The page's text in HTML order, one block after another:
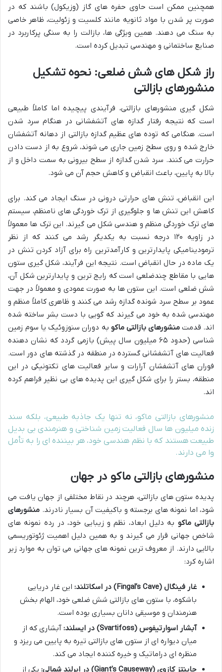
همچنین ممکن است حاوی حفره های گاز (وزیکول) باشند که در
صورت پر شدن با مواد ثانویه مانند کلسیت و زئولیت، ظاهر خاصی
به سنگ می دهند. همین ویژگی ها، بازالت را به سنگی پرکاربرد در
صنایع ساختمانی و مهندسی تبدیل کرده است.
راز شکل های شش ضلعی: نحوه تشکیل
منشورهای بازالتی
شکل گیری منشورهای بازالتی، فرآیندی پیچیده اما کاملاً طبیعی
است که نتیجه رفتار گدازه های آتشفشانی در هنگام سرد شدن
است. هنگامی که توده های عظیم گدازه بازالتی از دهانه آتشفشان
خارج شده و روی سطح زمین جاری می شوند، شروع به از دست دادن
حرارت می کنند. سرد شدن گدازه از سطح بیرونی به سمت داخل و از
بالا به پایین، باعث انقباض و کاهش حجم آن می شود.
این انقباض، تنش های حرارتی درونی در سنگ ایجاد می کند. برای
کاهش این تنش ها و جلوگیری از ترک خوردگی های نامنظم، سیستم
های ترک خوردگی منظم و هندسی شکل می گیرند. این ترک ها معمولاً
در زاویه ۱۲۰ درجه نسبت به یکدیگر رشد می کنند که از نظر
ترمودینامیکی پایدارترین و کارآمدترین راه برای آزاد کردن تنش در
یک ماده در حال انقباض است. نتیجه این فرآیند، شکل گیری ستون
هایی با مقاطع چندضلعی است که رایج ترین و پایدارترین شکل آن،
شش ضلعی است. این ستون ها به صورت عمودی و معمولاً در جهت
عمود بر سطح سرد شونده گدازه رشد می کنند و ظاهری کاملاً منظم و
مهندسی شده به خود می گیرند که گویی با دست بشر ساخته شده
اند. قدمتمنشورهای بازالتی ماکو به دوران سنوزوئیک یا سوم زمین
شناسی (حدود ۶۵ میلیون سال پیش) بازمی گردد که نشان دهنده
فعالیت های آتشفشانی گسترده در منطقه در گذشته های دور است.
فوران های آتشفشان آرارات و سایر فعالیت های تکتونیکی در این
منطقه، بستر را برای شکل گیری این پدیده های بی نظیر فراهم کرده
اند.
منشورهای بازالتی ماکو، نه تنها یک جاذبه طبیعی، بلکه سند
زنده میلیون ها سال فعالیت زمین شناختی و هنرمندی بی بدیل
طبیعت هستند که با نظم هندسی خود، هر بیننده ای را به تأمل
وا می دارند.
منشورهای بازالتی ماکو در جهان
پدیده ستون های بازالتی، هرچند در نقاط مختلفی از جهان یافت می
شود، اما نمونه های برجسته و باکیفیت آن بسیار نادرند. منشورهای
بازالتی ماکو به دلیل ابعاد، نظم و زیبایی خود، در رده نمونه های
شاخص جهانی قرار می گیرند و به همین دلیل اهمیت ژئوتوریسمی
بالایی دارند. از معروف ترین نمونه های جهانی می توان به موارد زیر
اشاره کرد:
غار فینگال (Fingal’s Cave) در اسکاتلند:
این غار دریایی
باشکوه، با ستون های بازالتی شش ضلعی خود، الهام بخش
هنرمندان و موسیقی دانان بسیاری بوده است.
آبشار اسوارتیفوس (Svartifoss) در ایسلند:
آبشاری که از
میان دیواره ای از ستون های بازالتی تیره به پایین می ریزد و
منظره ای دراماتیک و خیره کننده ایجاد می کند.
جاینتز کازوی (Giant’s Causeway) در ایرلند شمالی:
یکی از